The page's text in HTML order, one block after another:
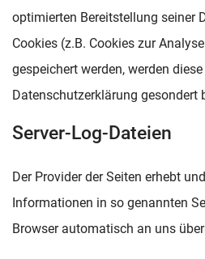
optimierten Bereitstellung seiner
Cookies (z.B. Cookies zur
gespeichert werden, werden
Datenschutzerklärung gesondert
Server-Log-Dateien
Der Provider der Seiten erhebt
Informationen in so genannten
Browser automatisch an uns